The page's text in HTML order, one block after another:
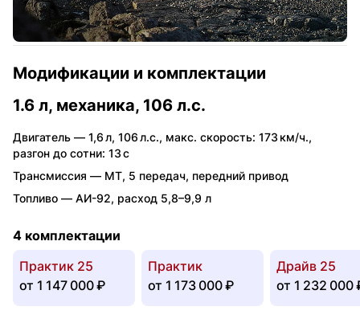
Модификации и комплектации
1.6 л, механика, 106 л.с.
Двигатель — 1,6 л, 106 л.с., макс. скорость: 173 км/ч.,
разгон до сотни: 13 с
Трансмиссия — MT, 5 передач, передний привод
Топливо — АИ-92, расход 5,8–9,9 л
4 комплектации
Практик 25
от 1 147 000 ₽
Практик
от 1 173 000 ₽
Драйв 25
от 1 232 000